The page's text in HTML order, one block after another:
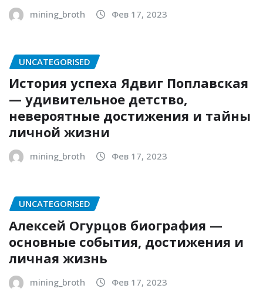
mining_broth Фев 17, 2023
UNCATEGORISED
История успеха Ядвиг Поплавская
— удивительное детство,
невероятные достижения и тайны
личной жизни
mining_broth Фев 17, 2023
UNCATEGORISED
Алексей Огурцов биография —
основные события, достижения и
личная жизнь
mining_broth Фев 17, 2023